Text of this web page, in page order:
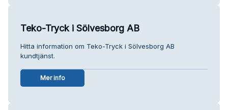
Teko-Tryck i Sölvesborg AB
Hitta information om Teko-Tryck i Sölvesborg AB
kundtjänst.
Mer info